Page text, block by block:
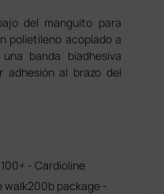
del manguito para
polietileno acoplado a
banda biadhesiva
adhesión al brazo del
- Cardioline
walk200b package -